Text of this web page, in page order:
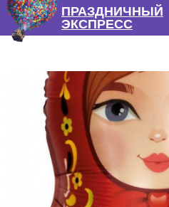
ПРАЗДНИЧНЫЙ
ЭКСПРЕСС